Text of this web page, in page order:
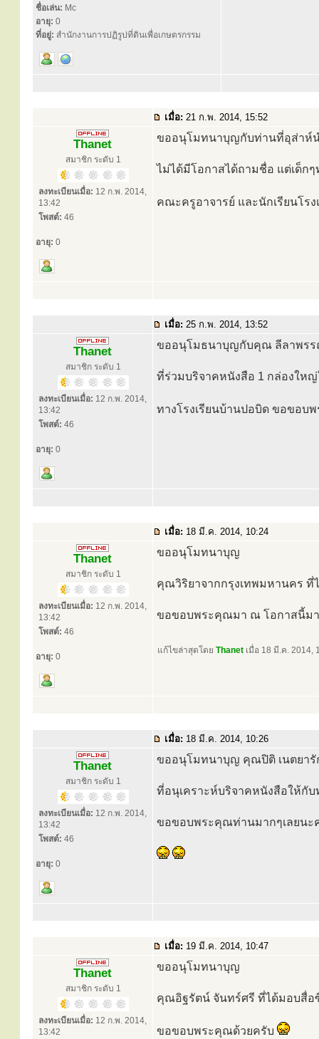
ชื่อเล่น: Mc
อายุ: 0
ที่อยู่: สำนักงานการปฏิรูปที่ดินเพื่อเกษตรกรรม
เมื่อ: 21 ก.พ. 2014, 15:52
Thanet
สมาชิก ระดับ 1
ลงทะเบียนเมื่อ: 12 ก.พ. 2014,
13:42
โพสต์: 46
อายุ: 0
ขออนุโมทนาบุญกับท่านที่อุส่าห์
ไม่ได้มีโอกาสได้ถามชื่อ แต่เด็ก
คณะครูอาจารย์ และนักเรียนโ
เมื่อ: 25 ก.พ. 2014, 13:52
Thanet
สมาชิก ระดับ 1
ลงทะเบียนเมื่อ: 12 ก.พ. 2014,
13:42
โพสต์: 46
อายุ: 0
ขออนุโมธนาบุญกับคุณ ลีลาพรร
ที่ร่วมบริจาคหนังสือ 1 กล่องใหญ่
ทางโรงเรียนบ้านปอบิด ขอขอบ
เมื่อ: 18 มี.ค. 2014, 10:24
Thanet
สมาชิก ระดับ 1
ลงทะเบียนเมื่อ: 12 ก.พ. 2014,
13:42
โพสต์: 46
อายุ: 0
ขออนุโมทนาบุญ
คุณวิริยาจากกรุงเทพมหานคร ที่
ขอขอบพระคุณมา ณ โอกาสนี้ม
แก้ไขล่าสุดโดย Thanet เมื่อ 18 มี.ค. 2014,
เมื่อ: 18 มี.ค. 2014, 10:26
Thanet
สมาชิก ระดับ 1
ลงทะเบียนเมื่อ: 12 ก.พ. 2014,
13:42
โพสต์: 46
อายุ: 0
ขออนุโมทนาบุญ คุณปิติ เนตยารั
ที่อนุเคราะห์บริจาคหนังสือให้กับ
ขอขอบพระคุณท่านมากๆเลยนะ
เมื่อ: 19 มี.ค. 2014, 10:47
Thanet
สมาชิก ระดับ 1
ลงทะเบียนเมื่อ: 12 ก.พ. 2014,
13:42
ขออนุโมทนาบุญ
คุณอิฐรัตน์ จันทร์ศรี ที่ได้มอบสื่อ
ขอขอบพระคุณด้วยครับ